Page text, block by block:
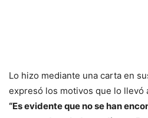
Lo hizo mediante una carta en
expresó los motivos que lo llevó
“Es evidente que no se han